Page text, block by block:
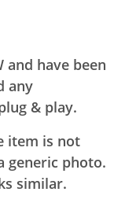
and have been
any
& play.
item is not
generic photo.
similar.